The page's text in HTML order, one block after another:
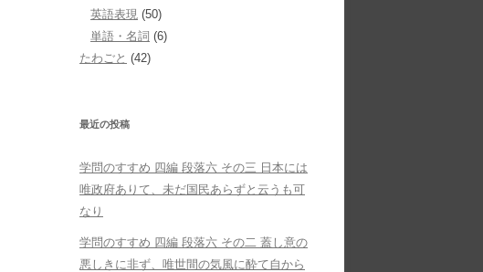
英語表現 (50)
単語・名詞 (6)
たわごと (42)
最近の投稿
学問のすすめ 四編 段落六 その三 日本には
唯政府ありて、未だ国民あらずと云うも可
なり
学問のすすめ 四編 段落六 その二 蓋し意の
悪しきに非ず、唯世間の気風に酔て自から